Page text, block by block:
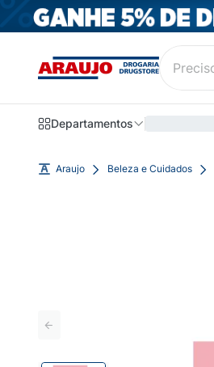
Departamentos
Araujo Beleza e Cuidados